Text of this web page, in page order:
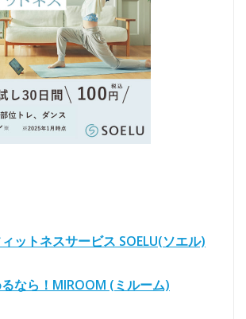
ットネスサービス SOELU(ソエル)
なら！MIROOM (ミルーム)